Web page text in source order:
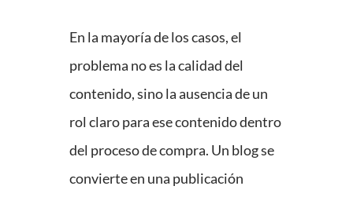
En la mayoría de los casos, el
problema no es la calidad del
contenido, sino la ausencia de un
rol claro para ese contenido dentro
del proceso de compra. Un blog se
convierte en una publicación